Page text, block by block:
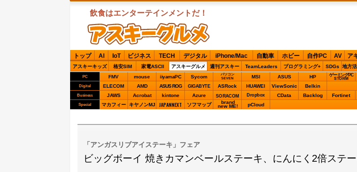
飲食はエンターテインメントだ！
ASCIIグルメ
トップ AI IoT ビジネス TECH デジタル iPhone/Mac 自動車 ホビー 自作PC AV ア
アスキーキッズ 格安SIM 家電ASCII アスキーグルメ 週刊アスキー TeamLeaders プログラミング+ SDGs 地方
PC FMV mouse iiyamaPC Sycom
パソコン
SEVEN
MSI ASUS HP ゲーミングPC
STORM
Digital ELECOM AMD ASUS ROG GIGABYTE ASRock HUAWEI ViewSonic Belkin
Business JAWS Acrobat kintone Azure SORACOM Dropbox CData Backlog Fortinet
Special マカフィー キヤノンMJ JAPANNEXT ソフマップ brand
new ME! pCloud
「アンガスリブアイステーキ」フェア
ビッグボーイ 焼きカマンベールステーキ、にんにく2倍ステ